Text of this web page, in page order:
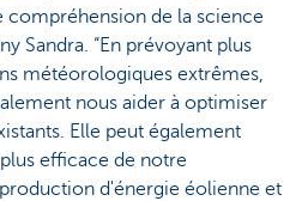
compréhension de la science
Sandra. “En prévoyant plus
météorologiques extrêmes,
nous aider à optimiser
Elle peut également
efficace de notre
d'énergie éolienne et